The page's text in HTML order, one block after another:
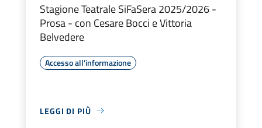
Stagione Teatrale SiFaSera 2025/2026 -
Prosa - con Cesare Bocci e Vittoria
Belvedere
Accesso all'informazione
LEGGI DI PIÙ